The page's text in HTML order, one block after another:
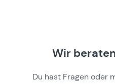
Wir
Du hast Fragen oder